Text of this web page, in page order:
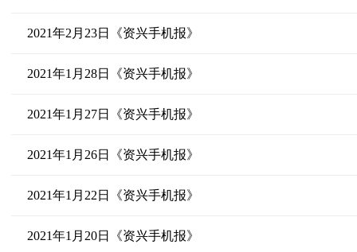
2021年2月23日《资兴手机报》
2021年1月28日《资兴手机报》
2021年1月27日《资兴手机报》
2021年1月26日《资兴手机报》
2021年1月22日《资兴手机报》
2021年1月20日《资兴手机报》